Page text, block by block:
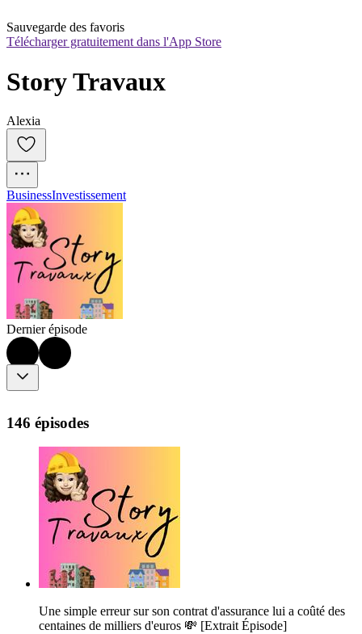
Sauvegarde des favoris
Télécharger gratuitement dans l'App Store
Story Travaux
Alexia
BusinessInvestissement
Dernier épisode
146 épisodes
Une simple erreur sur son contrat d'assurance lui a coûté des
centaines de milliers d'euros 💸 [Extrait Épisode]